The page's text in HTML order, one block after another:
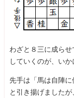
わざと８三に成ら
していくのが、い
先手は「馬は自陣
と引き揚げました